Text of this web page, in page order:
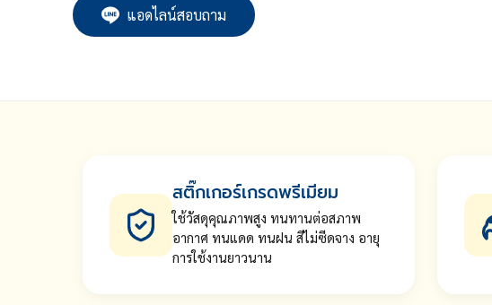
แอดไลน์สอบถาม
สติ๊กเกอร์เกรดพรีเมียม
ใช้วัสดุคุณภาพสูง ทนทานต่อสภาพ
อากาศ ทนแดด ทนฝน สีไม่ซีดจาง อายุ
การใช้งานยาวนาน